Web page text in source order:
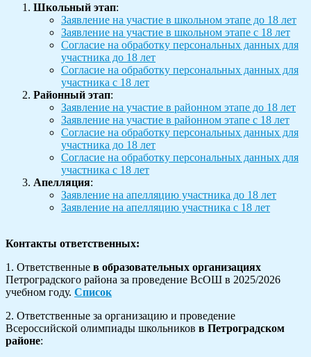
Школьный этап:
Заявление на участие в школьном этапе до 18 лет
Заявление на участие в школьном этапе с 18 лет
Согласие на обработку персональных данных для
участника до 18 лет
Согласие на обработку персональных данных для
участника с 18 лет
Районный этап:
Заявление на участие в районном этапе до 18 лет
Заявление на участие в районном этапе с 18 лет
Согласие на обработку персональных данных для
участника до 18 лет
Согласие на обработку персональных данных для
участника с 18 лет
Апелляция:
Заявление на апелляцию участника до 18 лет
Заявление на апелляцию участника с 18 лет
Контакты ответственных:
1. Ответственные в образовательных организациях
Петроградского района за проведение ВсОШ в 2025/2026
учебном году. Список
2. Ответственные за организацию и проведение
Всероссийской олимпиады школьников в Петроградском
районе: